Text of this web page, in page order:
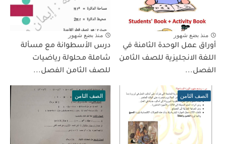
منذ بضع شهور
أوراق عمل الوحدة الثامنة في
اللغة الانجليزية للصف الثامن
الفصل...
منذ بضع شهور
درس الأسطوانة مع مسألة
شاملة محلولة رياضيات
للصف الثامن الفصل...
الصف الثامن الصف الثامن